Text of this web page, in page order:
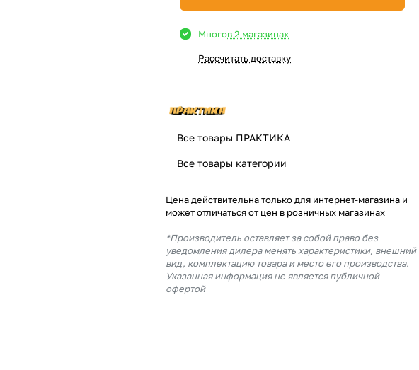
Многов 2 магазинах
Рассчитать доставку
Все товары ПРАКТИКА
Все товары категории
Цена действительна только для интернет-магазина и
может отличаться от цен в розничных магазинах
*Производитель оставляет за собой право без
уведомления дилера менять характеристики, внешний
вид, комплектацию товара и место его производства.
Указанная информация не является публичной
офертой